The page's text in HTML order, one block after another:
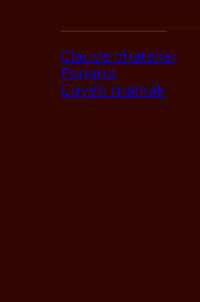
Claude chatelier
Ferrand
Egyéb márkák